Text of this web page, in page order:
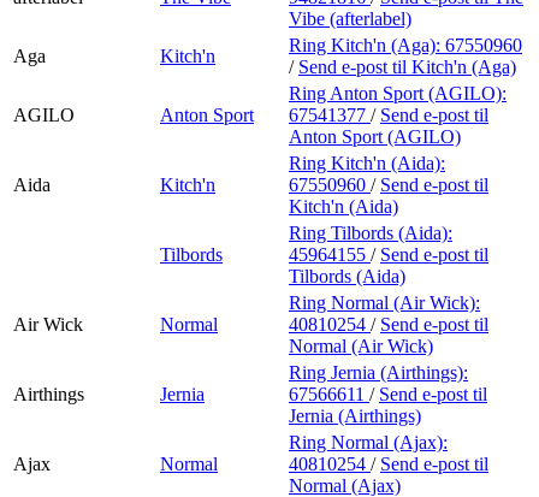
Vibe (afterlabel)
Aga
Kitch'n
Ring Kitch'n (Aga): 67550960
/ Send e-post til Kitch'n (Aga)
AGILO Anton Sport
Ring Anton Sport (AGILO):
67541377 / Send e-post til
Anton Sport (AGILO)
Aida Kitch'n
Ring Kitch'n (Aida):
67550960 / Send e-post til
Kitch'n (Aida)
Tilbords
Ring Tilbords (Aida):
45964155 / Send e-post til
Tilbords (Aida)
Air Wick Normal
Ring Normal (Air Wick):
40810254 / Send e-post til
Normal (Air Wick)
Airthings Jernia
Ring Jernia (Airthings):
67566611 / Send e-post til
Jernia (Airthings)
Ajax Normal
Ring Normal (Ajax):
40810254 / Send e-post til
Normal (Ajax)